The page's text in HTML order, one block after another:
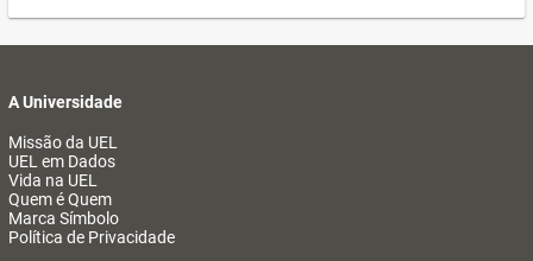
A Universidade
Missão da UEL
UEL em Dados
Vida na UEL
Quem é Quem
Marca Símbolo
Política de Privacidade